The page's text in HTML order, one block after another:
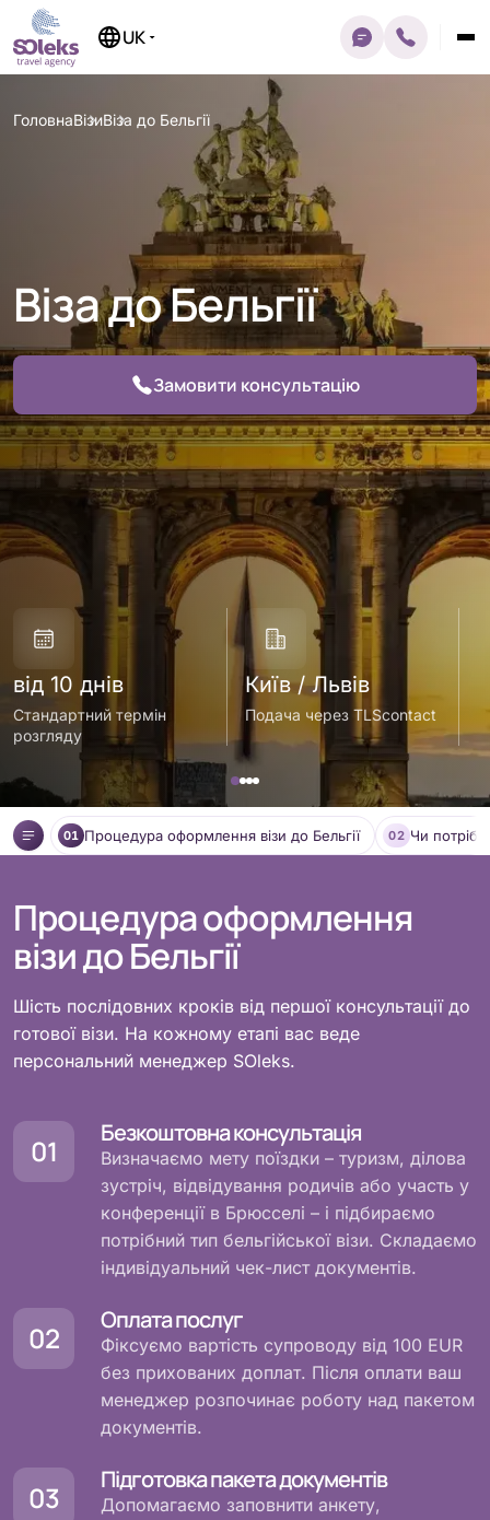
Перейти
вмісту
UK
ГоловнаВізиВіза до Бельгії
Віза до Бельгії
Замовити консультацію
від 10 днів
Стандартний термін
розгляду
Київ / Львів
Подача через TLScontact
01 Процедура оформлення візи до Бельгії 02 Чи
Процедура оформлення
візи до Бельгії
Шість послідовних кроків від першої консультації до
готової візи. На кожному етапі вас веде
персональний менеджер SOleks.
Безкоштовна консультація
Визначаємо мету поїздки – туризм, ділова
зустріч, відвідування родичів або участь у
конференції в Брюсселі – і підбираємо
потрібний тип бельгійської візи. Складаємо
індивідуальний чек-лист документів.
Оплата послуг
Фіксуємо вартість супроводу від 100 EUR
без прихованих доплат. Після оплати ваш
менеджер розпочинає роботу над пакетом
документів.
Підготовка пакета документів
Допомагаємо заповнити анкету,